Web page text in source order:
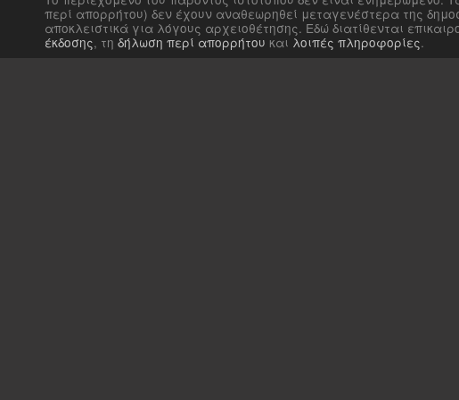
περί απορρήτου) δεν έχουν αναθεωρηθεί μεταγενέστερα της
αποκλειστικά για λόγους αρχειοθέτησης. Εδώ διατίθενται
έκδοσης, τη δήλωση περί απορρήτου και λοιπές πληροφορίες.